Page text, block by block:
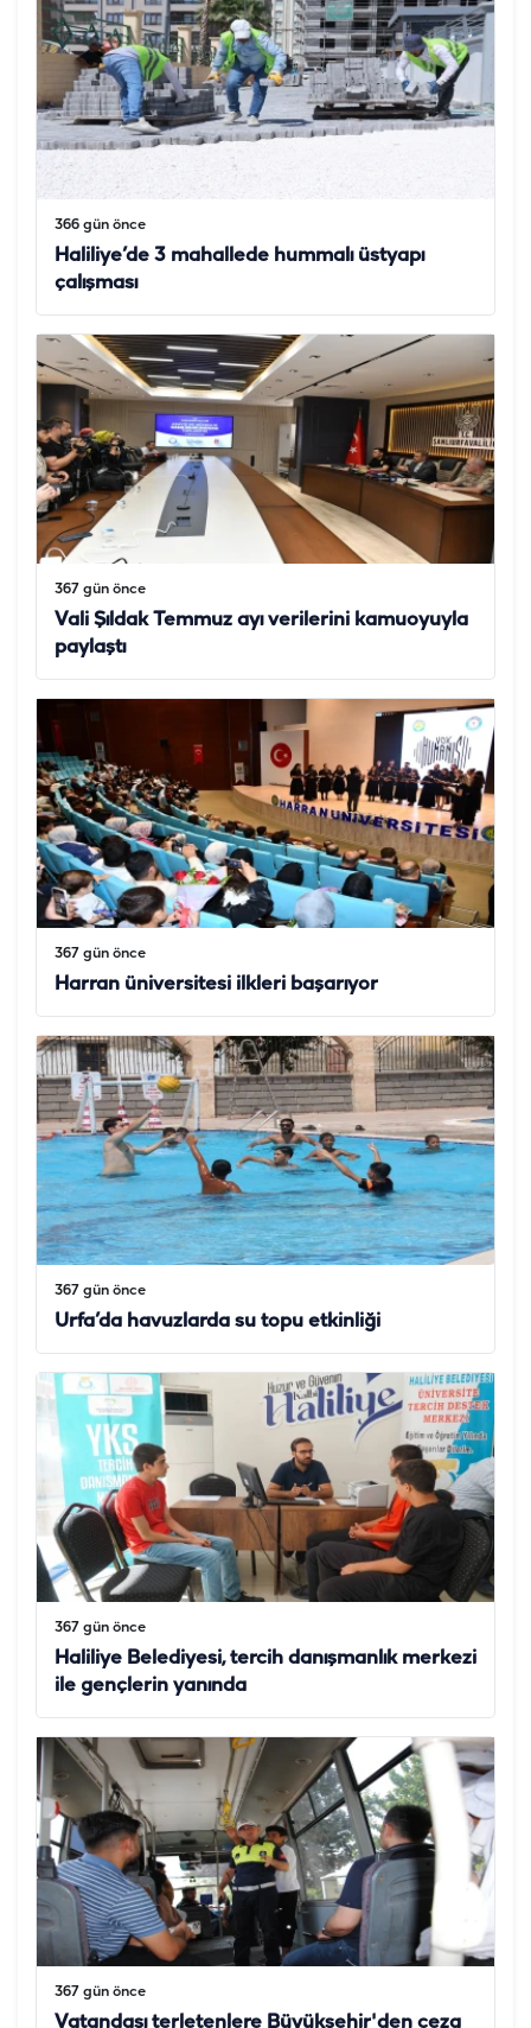
366 gün önce
Haliliye’de 3 mahallede hummalı üstyapı
çalışması
367 gün önce
Vali Şıldak Temmuz ayı verilerini kamuoyuyla
paylaştı
367 gün önce
Harran üniversitesi ilkleri başarıyor
367 gün önce
Urfa’da havuzlarda su topu etkinliği
367 gün önce
Haliliye Belediyesi, tercih danışmanlık merkezi
ile gençlerin yanında
367 gün önce
Vatandaşı terletenlere Büyükşehir'den ceza